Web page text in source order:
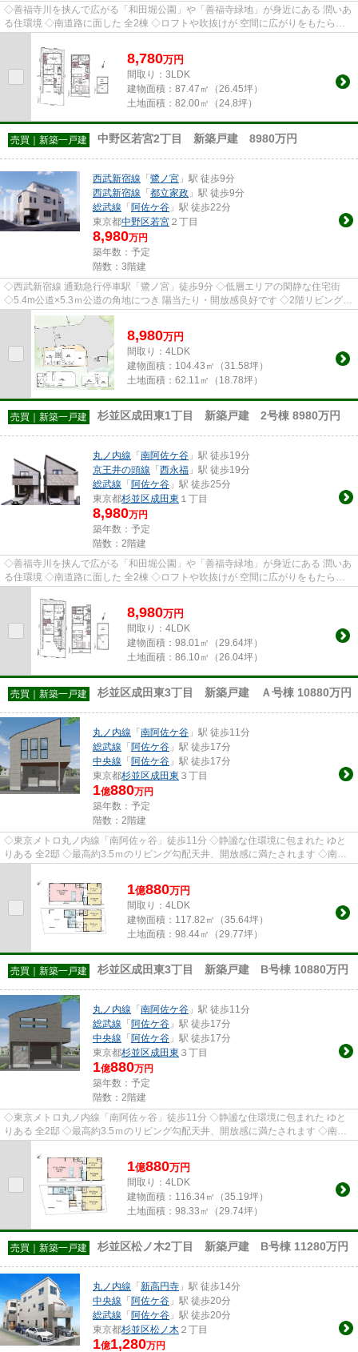
◇善福寺川を挟んで広がる「和田堀公園」や「善福寺緑地」が身近にある 潤いあ
る住環境 ◇南道路に面した 全2棟 ◇ロフトや吹抜けが 空間に広がりをもたらす
8,780万円
間取り：3LDK
建物面積： 87.47㎡（26.45坪）
土地面積： 82.00㎡（24.8坪）
売買｜新築一戸建 中野区若宮2丁目 新築戸建 8980万円
西武新宿線 「 鷺ノ宮 」駅 徒歩9分
西武新宿線 「 都立家政 」駅 徒歩9分
総武線 「 阿佐ケ谷 」駅 徒歩22分
東京都中野区若宮 ２丁目
8,980万円
築年数：予定
階数：3階建
◇西武新宿線 通勤急行停車駅「鷺ノ宮」徒歩9分 ◇低層エリアの閑静な住宅街
◇5.4m公道×5.3ｍ公道の角地につき 陽当たり・開放感良好です ◇2階リビングフ
ロアに水廻りを集約した、家事動...
8,980万円
間取り：4LDK
建物面積： 104.43㎡（31.58坪）
土地面積： 62.11㎡（18.78坪）
売買｜新築一戸建 杉並区成田東1丁目 新築戸建 2号棟 8980万円
丸ノ内線 「 南阿佐ケ谷 」駅 徒歩19分
京王井の頭線 「 西永福 」駅 徒歩19分
総武線 「 阿佐ケ谷 」駅 徒歩25分
東京都杉並区成田東 １丁目
8,980万円
築年数：予定
階数：2階建
◇善福寺川を挟んで広がる「和田堀公園」や「善福寺緑地」が身近にある 潤いあ
る住環境 ◇南道路に面した 全2棟 ◇ロフトや吹抜けが 空間に広がりをもたらす
8,980万円
間取り：4LDK
建物面積： 98.01㎡（29.64坪）
土地面積： 86.10㎡（26.04坪）
売買｜新築一戸建 杉並区成田東3丁目 新築戸建 Ａ号棟 10880万円
丸ノ内線 「 南阿佐ケ谷 」駅 徒歩11分
総武線 「 阿佐ケ谷 」駅 徒歩17分
中央線 「 阿佐ケ谷 」駅 徒歩17分
東京都杉並区成田東 ３丁目
1億880万円
築年数：予定
階数：2階建
◇東京メトロ丸ノ内線「南阿佐ヶ谷」徒歩11分 ◇静謐な住環境に包まれた ゆと
りある 全2邸 ◇最高約3.5ｍのリビング勾配天井、開放感に満たされます ◇南西
1億880万円
間取り：4LDK
建物面積： 117.82㎡（35.64坪）
土地面積： 98.44㎡（29.77坪）
売買｜新築一戸建 杉並区成田東3丁目 新築戸建 B号棟 10880万円
丸ノ内線 「 南阿佐ケ谷 」駅 徒歩11分
総武線 「 阿佐ケ谷 」駅 徒歩17分
中央線 「 阿佐ケ谷 」駅 徒歩17分
東京都杉並区成田東 ３丁目
1億880万円
築年数：予定
階数：2階建
◇東京メトロ丸ノ内線「南阿佐ヶ谷」徒歩11分 ◇静謐な住環境に包まれた ゆと
りある 全2邸 ◇最高約3.5ｍのリビング勾配天井、開放感に満たされます ◇南西
1億880万円
間取り：4LDK
建物面積： 116.34㎡（35.19坪）
土地面積： 98.33㎡（29.74坪）
売買｜新築一戸建 杉並区松ノ木2丁目 新築戸建 B号棟 11280万円
丸ノ内線 「 新高円寺 」駅 徒歩14分
中央線 「 阿佐ケ谷 」駅 徒歩20分
総武線 「 阿佐ケ谷 」駅 徒歩20分
東京都杉並区松ノ木 ２丁目
1億1,280万円